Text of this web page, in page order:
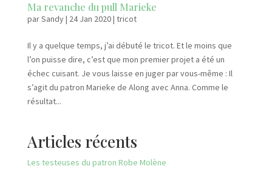
Ma revanche du pull Marieke
parSandy| 24 Jan 2020| tricot
Il y a quelque temps, j’ai débuté le tricot. Et le moins que
l’on puisse dire, c’est que mon premier projet a été un
échec cuisant. Je vous laisse en juger par vous-même : Il
s’agit du patron Marieke de Along avec Anna. Comme le
résultat...
Articles récents
Les testeuses du patron Robe Molène